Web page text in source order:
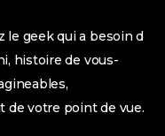
le geek qui a besoin d
histoire de vous-
de votre point de vue.